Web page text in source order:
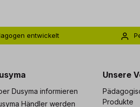
entwickelt
Dusyma informieren
Händler werden
Unsere
Produkte